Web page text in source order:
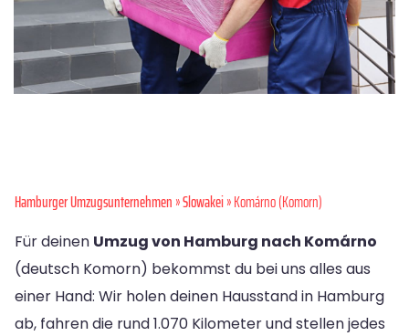
Hamburger Umzugsunternehmen»Slowakei» Komárno (Komorn)
Für deinen Umzug von Hamburg nach Komárno
(deutsch Komorn) bekommst du bei uns alles aus
einer Hand: Wir holen deinen Hausstand in Hamburg
ab, fahren die rund 1.070 Kilometer und stellen jedes